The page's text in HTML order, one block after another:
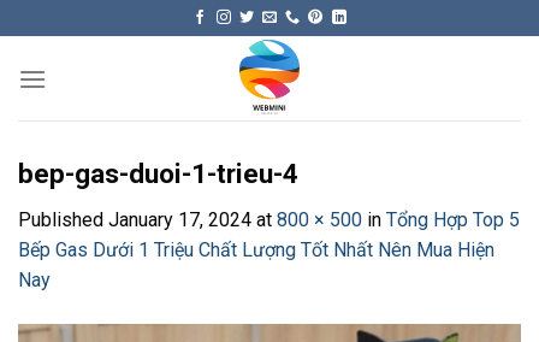
content
bep-gas-duoi-1-trieu-4
Published January 17, 2024 at 800 × 500 in Tổng Hợp Top 5
Bếp Gas Dưới 1 Triệu Chất Lượng Tốt Nhất Nên Mua Hiện
Nay